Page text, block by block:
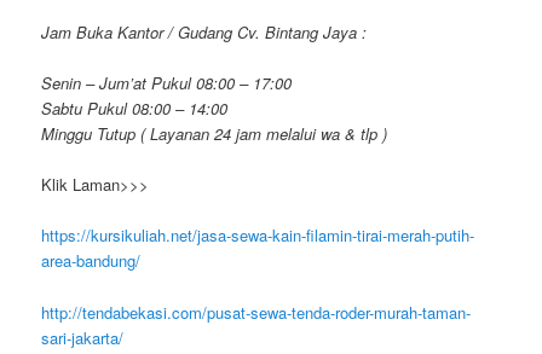
Jam Buka Kantor / Gudang Cv. Bintang Jaya :
Senin – Jum’at Pukul 08:00 – 17:00
Sabtu Pukul 08:00 – 14:00
Minggu Tutup ( Layanan 24 jam melalui wa & tlp )
Klik Laman>>>
https://kursikuliah.net/jasa-sewa-kain-filamin-tirai-merah-putih-
area-bandung/
http://tendabekasi.com/pusat-sewa-tenda-roder-murah-taman-
sari-jakarta/